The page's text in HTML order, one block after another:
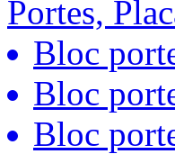
Portes,
Bloc
Bloc
Bloc